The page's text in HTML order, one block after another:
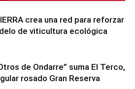
crea una red para reforzar
de viticultura ecológica
de Ondarre” suma El Terco,
rosado Gran Reserva